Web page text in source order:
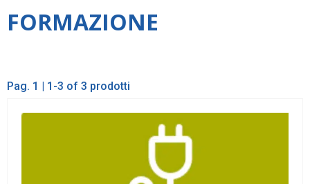
FORMAZIONE
Pag. 1 | 1-3 of 3 prodotti